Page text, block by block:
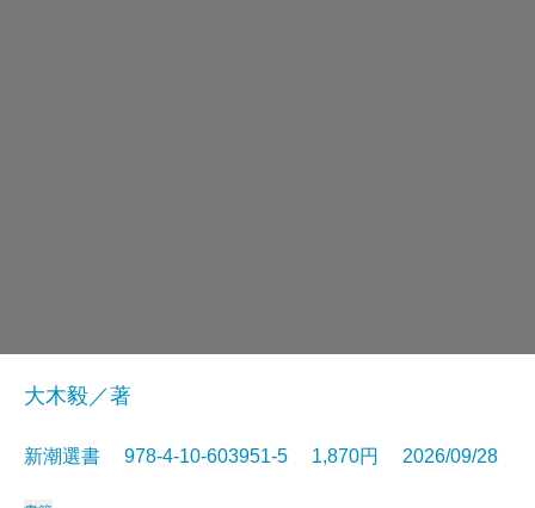
大木毅／著
新潮選書 978-4-10-603951-5 1,870円 2026/09/28